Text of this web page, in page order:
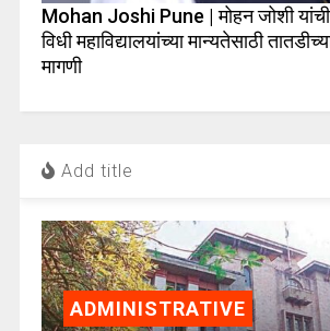
Mohan Joshi Pune | मोहन जोशी
विधी महाविद्यालयांच्या मान्यतेसाठी
मागणी
Add title
ADMINISTRATIVE